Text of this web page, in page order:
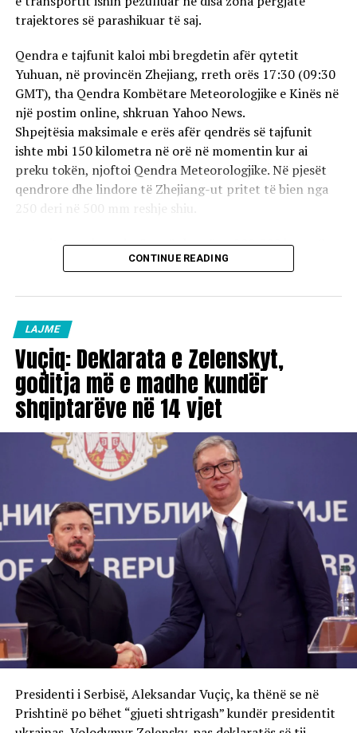
borxhe, ku vetëm ndaj DAP kanë paguar 20 milionë
denarë për 8 muaj. Borxhe kanë edhe ndaj kompanive që
blejnë pjesë rezervë të kamionëve dhe ndaj pagave të
punëtore, disa prej të cilëve kanë nisur procese
gjyqësore. Ndërsa, veç rreth 80% e faturave paguhen
rregullisht nga ana e qytetarëve, të cilëve u bëhet thirrje
të shlyejnë borxhet me kohë, duke iu mundësuar pagesat
me këste, për ti evituar shpenzimet e noterëve dhe
përmbaruesve.
trajektores së parashikuar të saj.
Qendra e tajfunit kaloi mbi bregdetin afër qytetit
Yuhuan, në provincën Zhejiang, rreth orës 17:30 (09:30
GMT), tha Qendra Kombëtare Meteorologjike e Kinës në
një postim online, shkruan Yahoo News.
Shpejtësia maksimale e erës afër qendrës së tajfunit
ishte mbi 150 kilometra në orë në momentin kur ai
preku tokën, njoftoi Qendra Meteorologjike. Në pjesët
qendrore dhe lindore të Zhejiang-ut pritet të bien nga
250 deri në 500 mm reshje shiu.
Autoritetet zhvendosën më shumë se 900,000 banorë
nga qyteti i Wenzhou-ut dhe hapën më shumë se 1,000
Rreth 1,400 fluturime nga dhe drejt dy aeroporteve
kryesore të pasagjerëve në Shanghai u anuluan të dielën,
raportoi transmetuesi shtetëror CCTV.
CONTINUE READING
LAJME
Vuçiq: Deklarata e Zelenskyt,
goditja më e madhe kundër
shqiptarëve në 14 vjet
Presidenti i Serbisë, Aleksandar Vuçiç, ka thënë se në
Prishtinë po bëhet “gjueti shtrigash” kundër presidentit